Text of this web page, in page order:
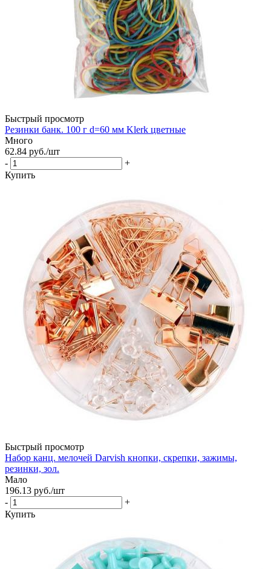
Быстрый просмотр
Резинки банк. 100 г d=60 мм Klerk цветные
Много
62.84 руб./шт
-
+
Купить
Быстрый просмотр
Набор канц. мелочей Darvish кнопки, скрепки, зажимы,
резинки, зол.
Мало
196.13 руб./шт
-
+
Купить